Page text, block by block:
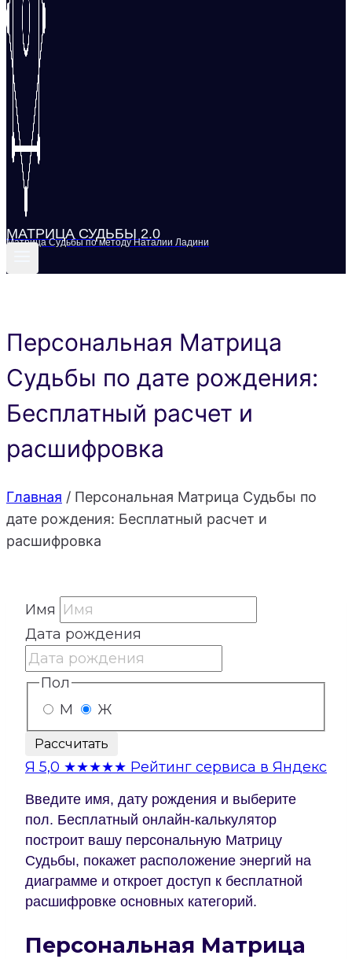
МАТРИЦА СУДЬБЫ 2.0
Матрица Судьбы по методу Наталии Ладини
Персональная Матрица
Судьбы по дате рождения:
Бесплатный расчет и
расшифровка
Главная / Персональная Матрица Судьбы по
дате рождения: Бесплатный расчет и
расшифровка
Имя
Дата рождения
Пол
М
Ж
Рассчитать
Я 5,0 ★★★★★ Рейтинг сервиса в Яндекс
Введите имя, дату рождения и выберите
пол. Бесплатный онлайн-калькулятор
построит вашу персональную Матрицу
Судьбы, покажет расположение энергий на
диаграмме и откроет доступ к бесплатной
расшифровке основных категорий.
Персональная Матрица